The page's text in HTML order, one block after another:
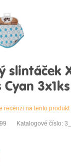
slintáček
recenzi na tento produkt
Katalogové číslo: